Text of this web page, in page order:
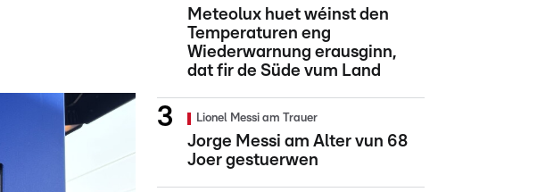
Meteolux huet wéinst den
Temperaturen eng
Wiederwarnung erausginn,
dat fir de Süde vum Land
Lionel Messi am Trauer
Jorge Messi am Alter vun 68
Joer gestuerwen